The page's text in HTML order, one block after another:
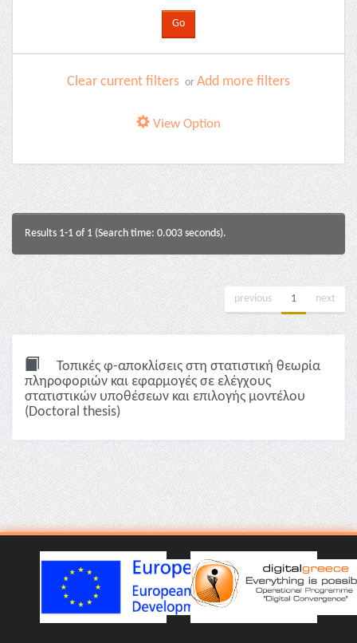
Clear current filters or Add more filters
View Option
Results 1-1 of 1 (Search time: 0.003 seconds).
previous 1 next
Τοπικές φ-αποκλίσεις στη στατιστική θεωρία
πληροφοριών και εφαρμογές σε ελέγχους
στατιστικών υποθέσεων και επιλογής μοντέλου
(Doctoral thesis)